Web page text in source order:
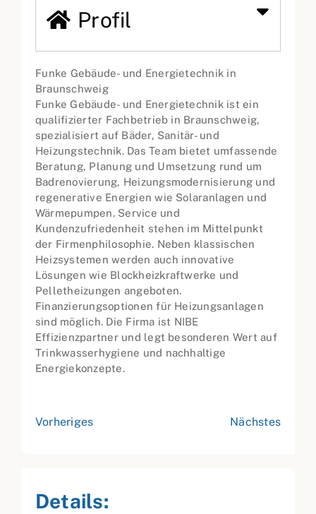
Profil
Funke Gebäude- und Energietechnik in
Braunschweig
Funke Gebäude- und Energietechnik ist ein
qualifizierter Fachbetrieb in Braunschweig,
spezialisiert auf Bäder, Sanitär- und
Heizungstechnik. Das Team bietet umfassende
Beratung, Planung und Umsetzung rund um
Badrenovierung, Heizungsmodernisierung und
regenerative Energien wie Solaranlagen und
Wärmepumpen. Service und
Kundenzufriedenheit stehen im Mittelpunkt
der Firmenphilosophie. Neben klassischen
Heizsystemen werden auch innovative
Lösungen wie Blockheizkraftwerke und
Pelletheizungen angeboten.
Finanzierungsoptionen für Heizungsanlagen
sind möglich. Die Firma ist NIBE
Effizienzpartner und legt besonderen Wert auf
Trinkwasserhygiene und nachhaltige
Energiekonzepte.
Vorheriges Nächstes
Details: